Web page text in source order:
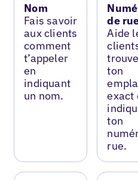
Nom
Fais savoir
aux clients
comment
t’appeler
en
indiquant
un nom.
de
Aide
ton
exact
ton
rue.